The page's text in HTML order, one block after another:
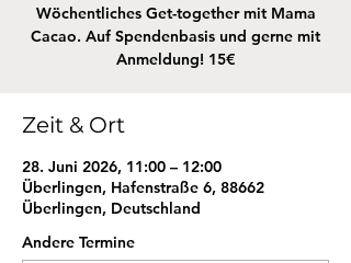
Wöchentliches Get-together mit Mama
Cacao. Auf Spendenbasis und gerne mit
Anmeldung! 15€
Zeit & Ort
28. Juni 2026, 11:00 – 12:00
Überlingen, Hafenstraße 6, 88662
Überlingen, Deutschland
Andere Termine